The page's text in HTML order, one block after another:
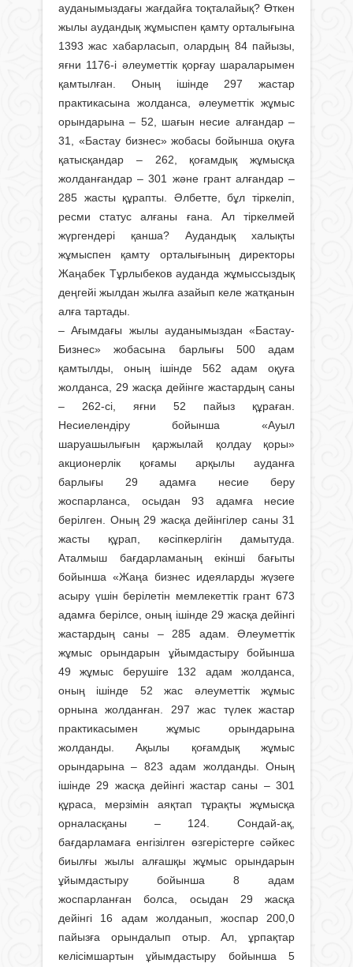
ауданымыздағы жағдайға тоқталайық? Өткен
жылы аудандық жұмыспен қамту орталығына
1393 жас хабарласып, олардың 84 пайызы,
яғни 1176-і әлеуметтік қорғау шараларымен
қамтылған. Оның ішінде 297 жастар
практикасына жолданса, әлеуметтік жұмыс
орындарына – 52, шағын несие алғандар –
31, «Бастау бизнес» жобасы бойынша оқуға
қатысқандар – 262, қоғамдық жұмысқа
жолданғандар – 301 және грант алғандар –
285 жасты құрапты. Әлбетте, бұл тіркеліп,
ресми статус алғаны ғана. Ал тіркелмей
жүргендері қанша? Аудандық халықты
жұмыспен қамту орталығының дирек­торы
Жаңабек Тұрлыбеков ауданда жұмыссыздық
деңгейі жылдан жылға азайып келе жатқанын
алға тартады.
– Ағымдағы жылы ауданымыздан «Бастау-
Бизнес» жобасына барлығы 500 адам
қамтылды, оның ішінде 562 адам оқуға
жолданса, 29 жасқа дейін­ге жастардың саны
– 262-сі, яғни 52 пайыз құраған.
Несиелендіру бойын­ша «Ауыл
шаруашылығын қаржылай қол­дау қоры»
акционерлік қоғамы арқылы ауданға
барлығы 29 адамға несие беру
жоспарланса, осыдан 93 адамға несие
берілген. Оның 29 жасқа дейінгілер саны 31
жасты құрап, кәсіпкерлігін дамытуда.
Аталмыш бағдарламаның екінші бағыты
бойынша «Жаңа бизнес идеяларды жүзеге
асыру үшін берілетін мемлекеттік грант 673
адамға берілсе, оның ішінде 29 жасқа дейінгі
жастардың саны – 285 адам. Әлеуметтік
жұмыс орындарын ұйымдастыру бойынша
49 жұмыс берушіге 132 адам жолданса,
оның ішінде 52 жас әлеуметтік жұмыс
орнына жолданған. 297 жас түлек жас­тар
практикасымен жұмыс орындарына
жолданды. Ақылы қоғамдық жұмыс
орындарына – 823 адам жолданды. Оның
ішінде 29 жасқа дейінгі жастар саны – 301
құраса, мерзімін аяқтап тұрақты жұмысқа
орналасқаны – 124. Сондай-ақ,
бағдарламаға енгізілген өзгерістерге сәйкес
биылғы жылы алғашқы жұмыс орындарын
ұйымдастыру бойынша 8 адам
жоспарланған болса, осыдан 29 жасқа
дейінгі 16 адам жолданып, жоспар 200,0
пайызға орындалып отыр. Ал, ұрпақтар
келісімшартын ұйымдастыру бойынша 5